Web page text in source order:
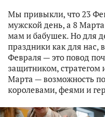
Мы привыкли, что 23
мужской день, а 8
мам и бабушек. Но для
праздники как для нас,
Февраля — это повод
защитником, стратегом
Марта — возможность
королевами, феями и